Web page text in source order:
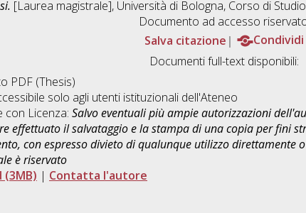
[Laurea magistrale], Università di Bologna, Corso di
Documento ad accesso
Salva citazione
Condividi
Documenti full-text disponibili:
PDF (Thesis)
solo agli utenti istituzionali dell'Ateneo
con Licenza: Salvo eventuali più ampie autorizzazioni
effettuato il salvataggio e la stampa di una copia per fini
con espresso divieto di qualunque utilizzo
è riservato
(3MB) | Contatta l'autore